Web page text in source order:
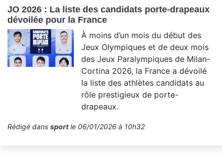
JO 2026 : La liste des candidats porte-drapeaux
dévoilée pour la France
À moins d’un mois du début des
Jeux Olympiques et de deux mois
des Jeux Paralympiques de Milan-
Cortina 2026, la France a dévoilé
la liste des athlètes candidats au
rôle prestigieux de porte-
drapeaux.
Rédigé dans sportle 06/01/2026 à 10h32